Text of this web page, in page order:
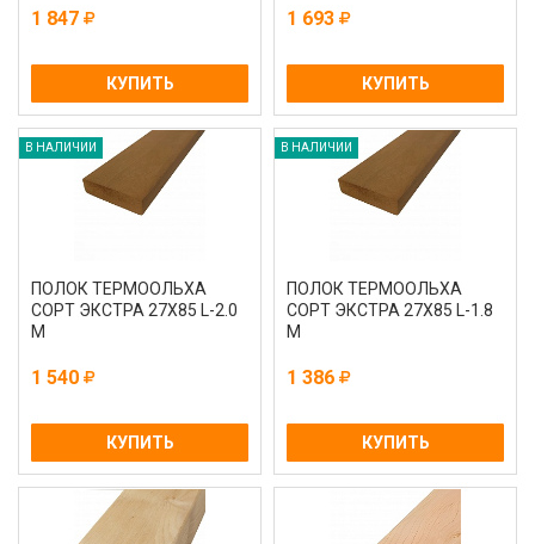
1 847
КУПИТЬ
1 693
КУПИТЬ
В НАЛИЧИИ
ПОЛОК ТЕРМООЛЬХА
СОРТ ЭКСТРА 27Х85 L-2.0
М
1 540
КУПИТЬ
В НАЛИЧИИ
ПОЛОК ТЕРМООЛЬХА
СОРТ ЭКСТРА 27Х85 L-1.8
М
1 386
КУПИТЬ